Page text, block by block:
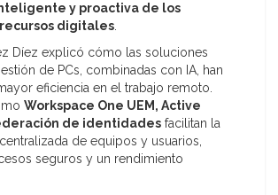
y proactiva de los
digitales.
Díez explicó cómo las soluciones
de PCs, combinadas con IA, han
eficiencia en el trabajo remoto.
Workspace One UEM, Active
de identidades facilitan la
de equipos y usuarios,
seguros y un rendimiento